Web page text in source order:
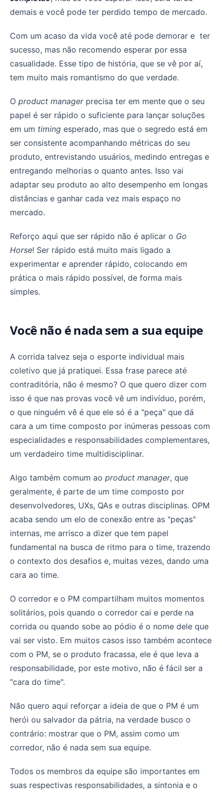
demais e você pode ter perdido tempo de mercado.
Com um acaso da vida você até pode demorar e ter
sucesso, mas não recomendo esperar por essa
casualidade. Esse tipo de história, que se vê por aí,
tem muito mais romantismo do que verdade.
O product managerprecisa ter em mente que o seu
papel é ser rápido o suficiente para lançar soluções
em um timing esperado, mas que o segredo está em
ser consistente acompanhando métricas do seu
produto, entrevistando usuários, medindo entregas e
entregando melhorias o quanto antes. Isso vai
adaptar seu produto ao alto desempenho em longas
distâncias e ganhar cada vez mais espaço no
mercado.
Reforço aqui que ser rápido não é aplicar o Go
Horse! Ser rápido está muito mais ligado a
experimentar e aprender rápido, colocando em
prática o mais rápido possível, de forma mais
simples.
Você não é nada sem a sua equipe
A corrida talvez seja o esporte individual mais
coletivo que já pratiquei. Essa frase parece até
contraditória, não é mesmo? O que quero dizer com
isso é que nas provas você vê um indivíduo, porém,
o que ninguém vê é que ele só é a "peça" que dá
cara a um time composto por inúmeras pessoas com
especialidades e responsabilidades complementares,
um verdadeiro time multidisciplinar.
Algo também comum ao product manager, que
geralmente, é parte de um time composto por
desenvolvedores, UXs, QAs e outras disciplinas. OPM
acaba sendo um elo de conexão entre as "peças"
internas, me arrisco a dizer que tem papel
fundamental na busca de ritmo para o time, trazendo
o contexto dos desafios e, muitas vezes, dando uma
cara ao time.
O corredor e o PM compartilham muitos momentos
solitários, pois quando o corredor cai e perde na
corrida ou quando sobe ao pódio é o nome dele que
vai ser visto. Em muitos casos isso também acontece
com o PM, se o produto fracassa, ele é que leva a
responsabilidade, por este motivo, não é fácil ser a
"cara do time".
Não quero aqui reforçar a ideia de que o PM é um
herói ou salvador da pátria, na verdade busco o
contrário: mostrar que o PM, assim como um
corredor, não é nada sem sua equipe.
Todos os membros da equipe são importantes em
suas respectivas responsabilidades, a sintonia e o